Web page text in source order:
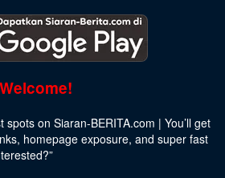
spots on Siaran-BERITA.com | You’ll get
homepage exposure, and super fast
?”